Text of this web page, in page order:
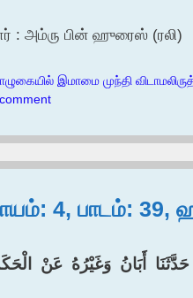
: அம்ரு பின் ஹுரைஸ் (ரலி)
இமாமை முந்தி
4, பாடம்:
‏أَبَانُ ‏ ‏وَغَيْرُهُ ‏ ‏عَنْ